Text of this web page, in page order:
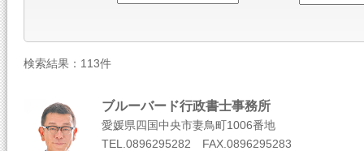
検索結果：113件
ブルーバード行政書士事務所
愛媛県四国中央市妻鳥町1006番地
TEL.0896295282 FAX.0896295283